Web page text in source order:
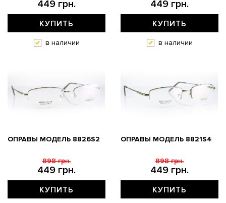
449 грн.
КУПИТЬ
в наличии
449 грн.
КУПИТЬ
в наличии
ОПРАВЫ МОДЕЛЬ 8826S2
449 грн.
898 грн.
КУПИТЬ
ОПРАВЫ МОДЕЛЬ 8821S4
449 грн.
898 грн.
КУПИТЬ